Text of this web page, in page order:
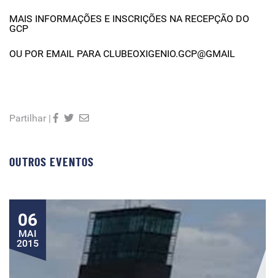
MAIS INFORMAÇÕES E INSCRIÇÕES NA RECEPÇÃO DO
GCP
OU POR EMAIL PARA CLUBEOXIGENIO.GCP@GMAIL
Partilhar |
OUTROS EVENTOS
06
MAI
2015